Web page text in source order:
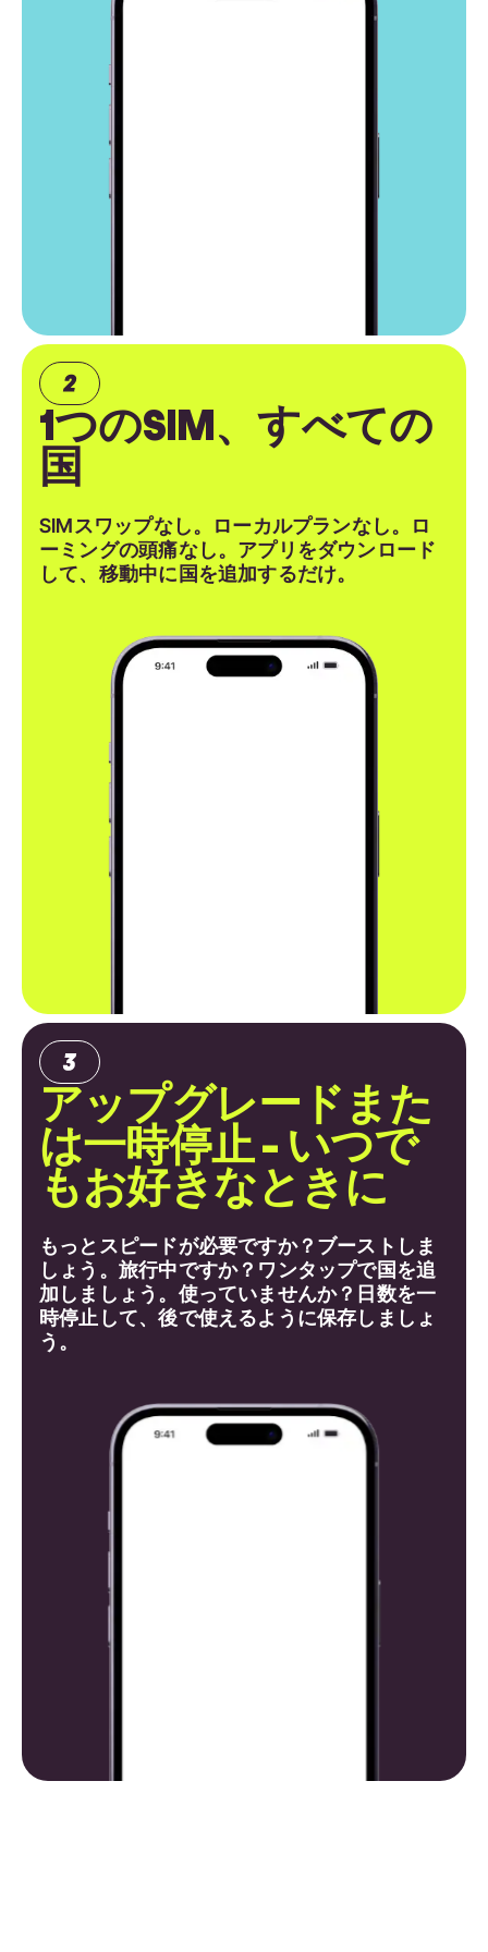
1つのSIM、すべての
国
SIMスワップなし。ローカルプランなし。ロ
ーミングの頭痛なし。アプリをダウンロード
して、移動中に国を追加するだけ。
アップグレードまた
は一時停止 - いつで
もお好きなときに
もっとスピードが必要ですか？ブーストしま
しょう。旅行中ですか？ワンタップで国を追
加しましょう。使っていませんか？日数を一
時停止して、後で使えるように保存しましょ
う。